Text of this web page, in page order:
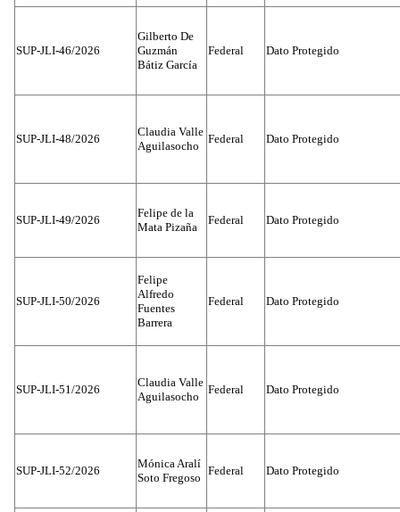
SUP-JLI-46/2026
Gilberto De
Guzmán
Bátiz García
Federal Dato Protegido
SUP-JLI-48/2026
Claudia Valle
Aguilasocho
Federal Dato Protegido
SUP-JLI-49/2026
Felipe de la
Mata Pizaña
Federal Dato Protegido
SUP-JLI-50/2026
Felipe
Alfredo
Fuentes
Barrera
Federal Dato Protegido
SUP-JLI-51/2026
Claudia Valle
Aguilasocho
Federal Dato Protegido
SUP-JLI-52/2026
Mónica Aralí
Soto Fregoso
Federal Dato Protegido